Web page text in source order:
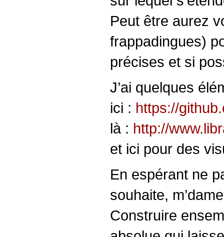
Peut être aurez
frappadingues)
précises et si
J’ai quelques
ici : https://
là : http://
et ici pour des
En espérant ne
souhaite,
Construire